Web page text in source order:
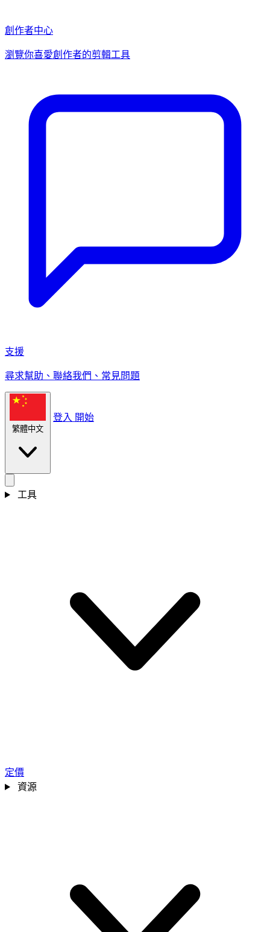
創作者中心
瀏覽你喜愛創作者的剪輯工具
支援
尋求幫助、聯絡我們、常見問題
繁體中文
登入 開始
工具
定價
資源